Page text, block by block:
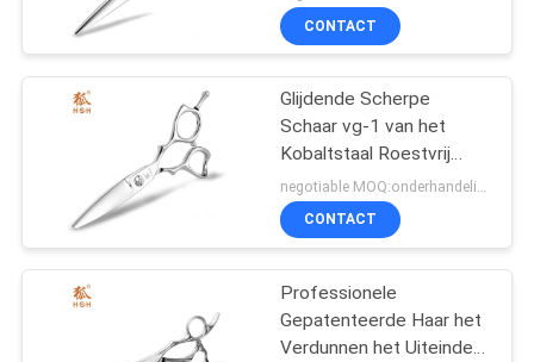
Uiteinde Dunne Snijder
CONTACT
Glijdende Scherpe
Schaar vg-1 van het
Kobaltstaal Roestvrij
staal Vlotte Scheerbeurt
voelt
CONTACT
Professionele
Gepatenteerde Haar het
Verdunnen het Uiteinde